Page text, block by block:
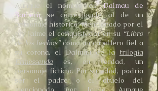
Aunque el nombre deDalmau de
Barberà se corresponde al de un
personaje histórico, mencionado por el
rey Jaime el conquistador en su “Libro
de los hechos”como un caballero fiel a
su corona, el Dalmau de la trilogía
Ermessenda es, en verdad, un
personaje ficticio. Por su edad, podría
ser el padre o el abuelo del